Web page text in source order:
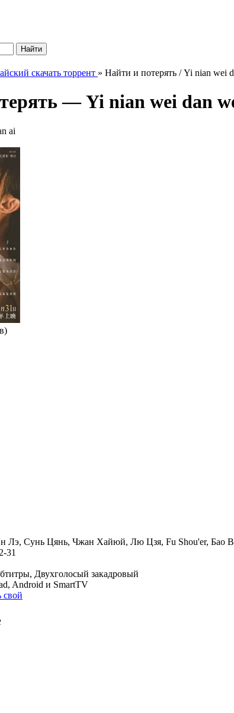
Найти
скачать торрент » Найти и потерять / Yi nian wei
—Yi nian wei dan
ai
Лэ, Сунь Цянь, Чжан Хайюй, Лю Цзя, Fu Shou'er, Бао
31
Двухголосый закадровый
Android и SmartTV
свой